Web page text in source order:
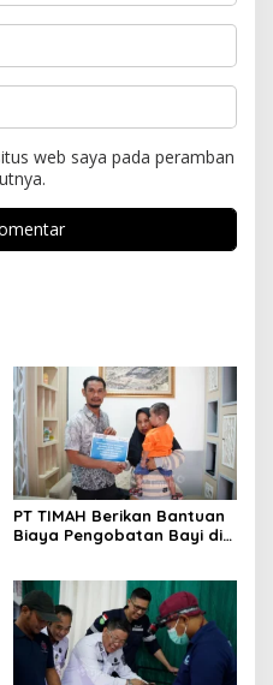
web saya pada peramban
PT TIMAH Berikan Bantuan
Biaya Pengobatan Bayi di